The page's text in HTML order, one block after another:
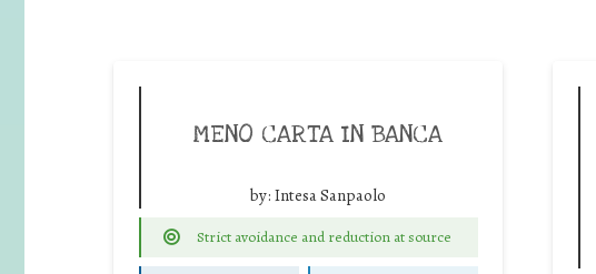
MENO CARTA IN BANCA
by: Intesa Sanpaolo
Strict avoidance and reduction at source